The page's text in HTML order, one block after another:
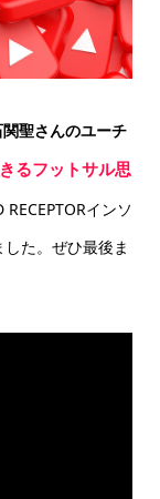
聖さんのユーチ
るフットサル思
インソ
た。ぜひ最後ま